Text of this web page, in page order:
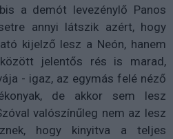
a demót levezénylő Panos
annyi látszik azért, hogy
kijelző lesz a Neón, hanem
jelentős rés is marad,
- igaz, az egymás felé néző
de akkor sem lesz
valószínűleg nem az lesz
hogy kinyitva a teljes